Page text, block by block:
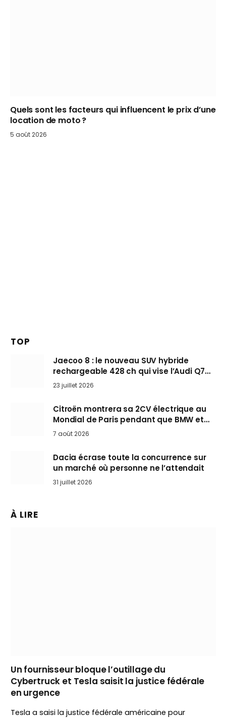
Quels sont les facteurs qui influencent le prix d’une
location de moto ?
5 août 2026
TOP
Jaecoo 8 : le nouveau SUV hybride
rechargeable 428 ch qui vise l’Audi Q7
arrive en Europe cet automne
23 juillet 2026
Citroën montrera sa 2CV électrique au
Mondial de Paris pendant que BMW et
Mini désertent le salon
7 août 2026
Dacia écrase toute la concurrence sur
un marché où personne ne l’attendait
31 juillet 2026
À LIRE
Un fournisseur bloque l’outillage du
Cybertruck et Tesla saisit la justice fédérale
en urgence
Tesla a saisi la justice fédérale américaine pour